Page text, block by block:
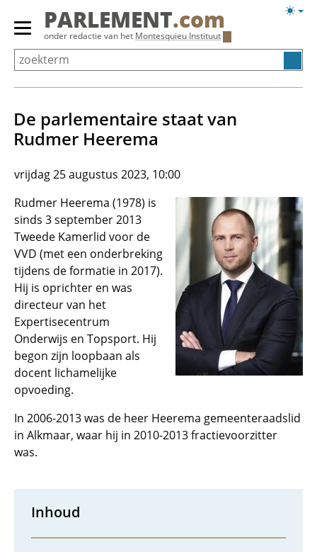
Overslaan
Primair
menu
tonen/verbergen
PARLEMENT.com
onder redactie van het Montesquieu Instituut
De parlementaire staat van
Rudmer Heerema
vrijdag 25 augustus 2023, 10:00
Rudmer Heerema (1978) is
sinds 3 september 2013
Tweede Kamerlid voor de
VVD (met een onderbreking
tijdens de formatie in 2017).
Hij is oprichter en was
directeur van het
Expertisecentrum
Onderwijs en Topsport. Hij
begon zijn loopbaan als
docent lichamelijke
opvoeding.
In 2006-2013 was de heer Heerema gemeenteraadslid
in Alkmaar, waar hij in 2010-2013 fractievoorzitter
was.
Inhoud